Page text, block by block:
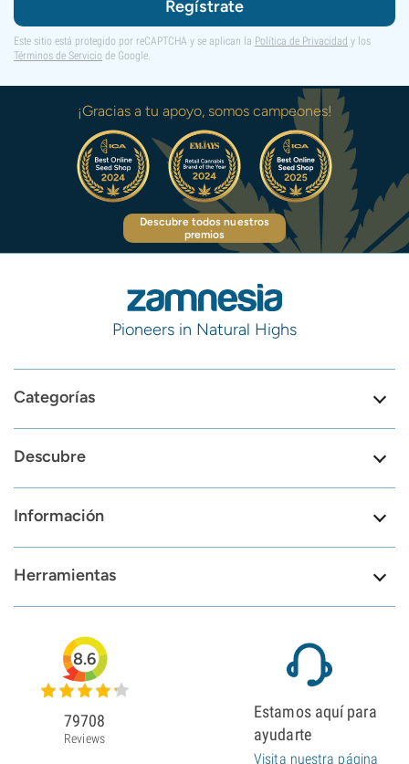
Regístrate
Este sitio está protegido por reCAPTCHA y se aplican la Política de Privacidad y los
Términos de Servicio de Google.
¡Gracias a tu apoyo, somos campeones!
Descubre todos nuestros
premios
Pioneers in Natural Highs
Categorías
Descubre
Información
Herramientas
8.6
79708
Reviews
Estamos aquí para
ayudarte
Visita nuestra página